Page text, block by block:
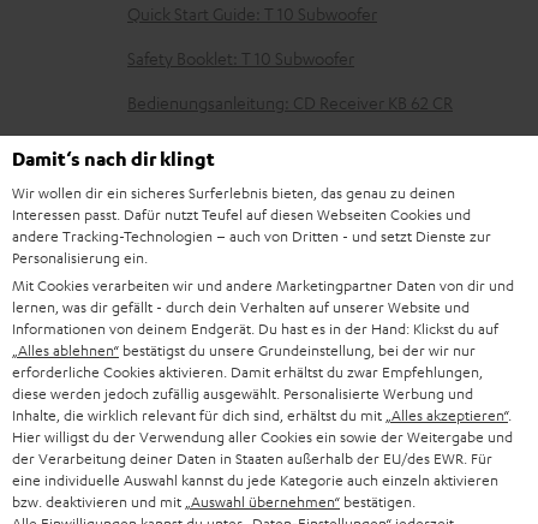
u
m
e
n
e
z
u
m
H
e
r
u
n
Quick Start Guide: T 10 Subwoofer
Safety Booklet: T 10 Subwoofer
Bedienungsanleitung: CD Receiver KB 62 CR
Konformitätserklärung: CD Receiver KB 62 CR
Bedienungsanleitung: Stand-Lautsprecher UL 40 Mk3
18 (Stk.)
Konformitätserklärung: Stand-Lautsprecher UL 40
Mk3 18 (Stk.)
Quick Start Guide: Stand-Lautsprecher UL 40 Mk3 18
(Stk.)
Safety Booklet: Stand-Lautsprecher UL 40 Mk3 18
(Stk.)
Konformitätserklärung: 5,0 m Subwoofer-Kabel
C3550W
Damit‘s nach dir klingt
Wir wollen dir ein sicheres Surferlebnis bieten, das genau zu deinen
Interessen passt. Dafür nutzt Teufel auf diesen Webseiten Cookies und
andere Tracking-Technologien – auch von Dritten - und setzt Dienste zur
Personalisierung ein.
Mit Cookies verarbeiten wir und andere Marketingpartner Daten von dir und
lernen, was dir gefällt - durch dein Verhalten auf unserer Website und
Informationen von deinem Endgerät. Du hast es in der Hand: Klickst du auf
„Alles ablehnen“ bestätigst du unsere Grundeinstellung, bei der wir nur
erforderliche Cookies aktivieren. Damit erhältst du zwar Empfehlungen,
diese werden jedoch zufällig ausgewählt. Personalisierte Werbung und
Inhalte, die wirklich relevant für dich sind, erhältst du mit „Alles akzeptieren“.
Hier willigst du der Verwendung aller Cookies ein sowie der Weitergabe und
der Verarbeitung deiner Daten in Staaten außerhalb der EU/des EWR. Für
eine individuelle Auswahl kannst du jede Kategorie auch einzeln aktivieren
bzw. deaktivieren und mit „Auswahl übernehmen“ bestätigen.